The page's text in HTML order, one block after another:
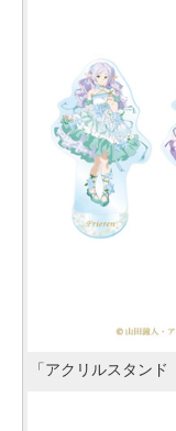
「アクリルスタン